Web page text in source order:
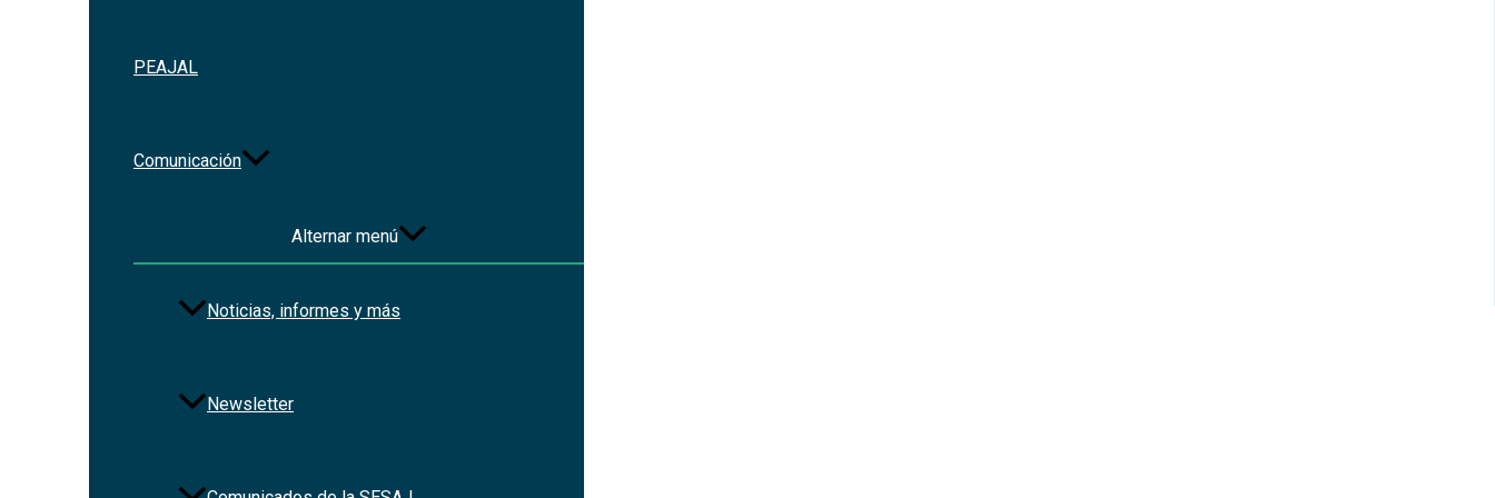
PEAJAL
Comunicación
Alternar menú
Noticias, informes y más
Newsletter
Redes Sociales